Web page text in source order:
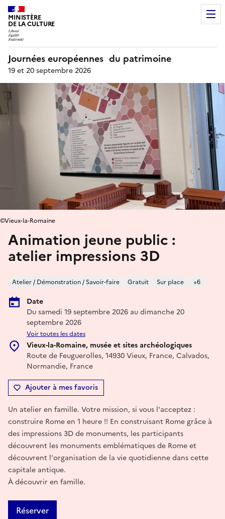
MINISTÈRE
DE LA CULTURE
Journées européennes du patrimoine
19 et 20 septembre 2026
Animation jeune public :
atelier impressions 3D
Atelier / Démonstration / Savoir-faire Gratuit Sur place +6
Date
Du samedi 19 septembre 2026 au dimanche 20
septembre 2026
Voir toutes les dates
Vieux-la-Romaine, musée et sites archéologiques
Route de Feuguerolles, 14930 Vieux, France, Calvados,
Normandie, France
Ajouter à mes favoris
©Vieux-la-Romaine
Un atelier en famille. Votre mission, si vous l'acceptez :
construire Rome en 1 heure !! En construisant Rome grâce à
des impressions 3D de monuments, les participants
découvrent les monuments emblématiques de Rome et
découvrent l'organisation de la vie quotidienne dans cette
capitale antique.
À découvrir en famille.
Réserver